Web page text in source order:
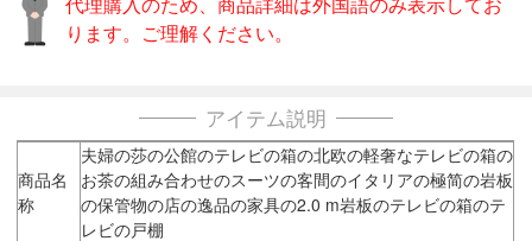
ります。ご理解ください。
アイテム説明
商品名
称
夫婦の莎の公館のテレビの箱の北欧の軽奢なテレビの箱の
お茶の組み合わせのスーツの客間のイタリアの極简の岩板
の保管物の店の逸品の家具の2.0 m岩板のテレビの箱のテ
レビの戸棚